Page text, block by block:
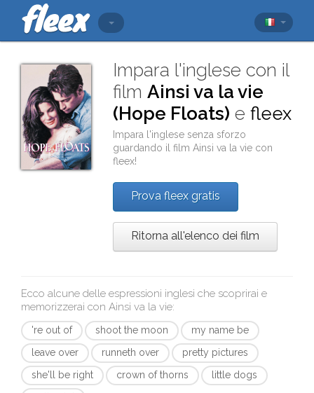
Impara l'inglese con il
filmAinsi va la vie
(Hope Floats) efleex
Impara l'inglese senza sforzo
guardando il filmAinsi va la vie con
fleex!
Prova fleex gratis
Ritorna all'elenco dei film
Ecco alcune delle espressioni inglesi che scoprirai e
memorizzerai con Ainsi va la vie:
're out of shoot the moon
my name be
leave over
runneth over
pretty pictures
she'll be right
crown of thorns
little dogs